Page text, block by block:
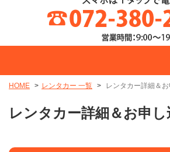
HOME レンタカー 一覧 レンタカー詳細＆
レンタカー詳細＆お申し